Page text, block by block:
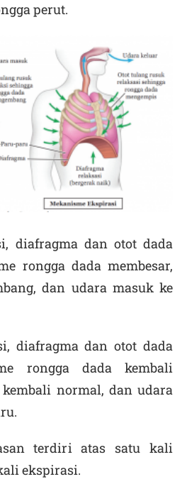
perut.
diafragma dan otot dada
rongga dada membesar,
dan udara masuk ke
diafragma dan otot dada
rongga dada kembali
normal, dan udara
terdiri atas satu kali
ekspirasi.